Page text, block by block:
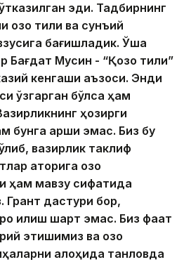
эди. Тадбирнинг
қозоқ тили ва сунъий
бағишладик. Ўша
Бағдат Мусин - “Қозоқ тили”
кенгаши аъзоси. Энди
ўзгарган бўлса ҳам
ҳозирги
бунга қарши эмас. Биз бу
вазирлик таклиф
қаторига қозоқ
ҳам мавзу сифатида
Грант дастури бор,
қилиш шарт эмас. Биз фақат
этишимиз ва қозоқ
алоҳида танловда